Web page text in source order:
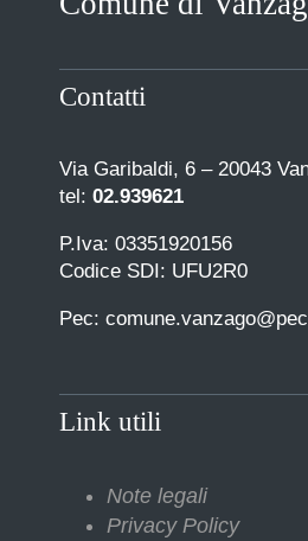
Contatti
Via Garibaldi, 6 – 20043
tel: 02.939621
P.Iva: 03351920156
Codice SDI: UFU2R0
Pec:
Link utili
Note legali
Privacy Policy